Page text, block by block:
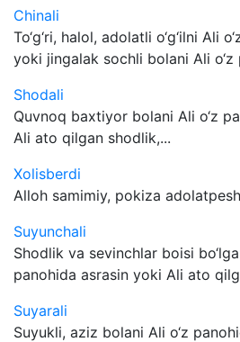
Chinali
To‘g‘ri, halol, adolatli o‘g‘ilni Ali
yoki jingalak sochli bolani Ali o‘z
Shodali
Quvnoq baxtiyor bolani Ali o‘z
Ali ato qilgan shodlik,...
Xolisberdi
Alloh samimiy, pokiza
Suyunchali
Shodlik va sevinchlar boisi
panohida asrasin yoki Ali ato
Suyarali
Suyukli, aziz bolani Ali o‘z